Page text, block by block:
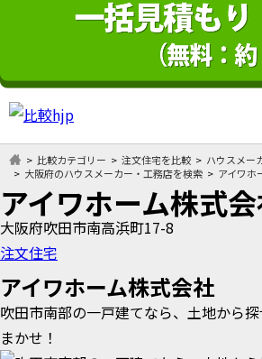
比較カテゴリー 注文住宅を比較
ハウスメー
大阪府のハウスメーカー・工務店を検索
アイワホ
アイワホーム株式
大阪府吹田市南高浜町17-8
注文住宅
アイワホーム株式会社
吹田市南部の一戸建てなら、土地から
まかせ！